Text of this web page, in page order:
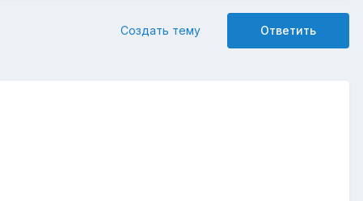
Ответить
Создать тему